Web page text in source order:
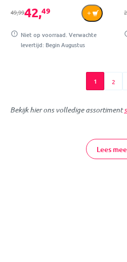
49,9942,49
Niet op voorraad. Verwachte
levertijd: Begin Augustus
1 2
Bekijk hier ons volledige assortiment
MamaLoes op het juiste adres!
baby en peuter in verschillende
Lees